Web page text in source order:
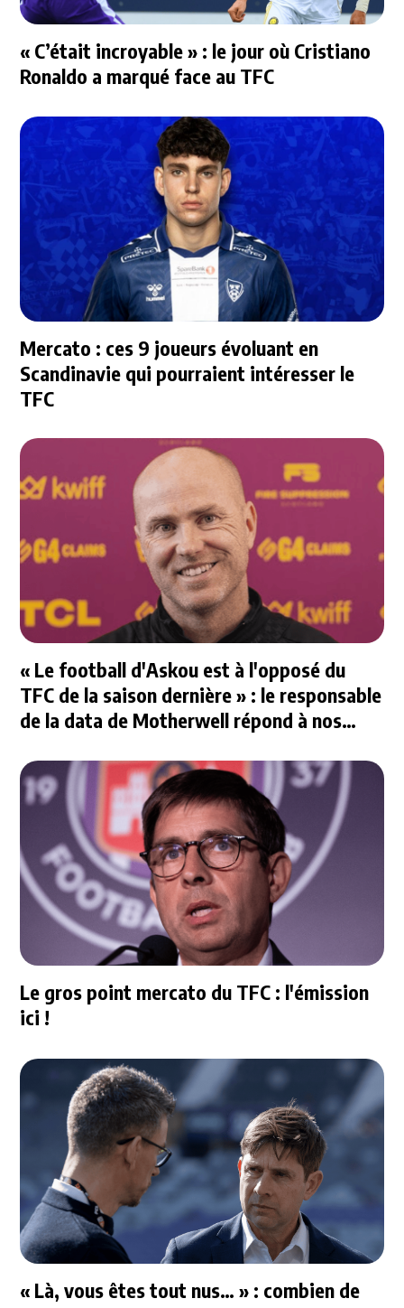
« C’était incroyable » : le jour où Cristiano
Ronaldo a marqué face au TFC
Mercato : ces 9 joueurs évoluant en
Scandinavie qui pourraient intéresser le
TFC
« Le football d'Askou est à l'opposé du
TFC de la saison dernière » : le responsable
de la data de Motherwell répond à nos
Le gros point mercato du TFC : l'émission
ici !
« Là, vous êtes tout nus… » : combien de